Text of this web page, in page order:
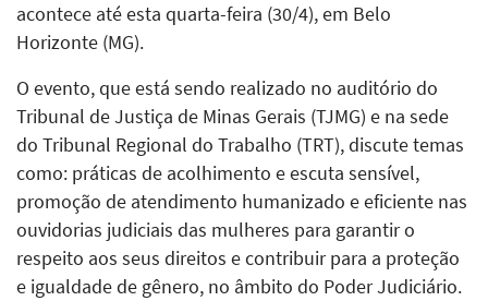
acontece até esta quarta-feira (30/4), em Belo
Horizonte (MG).
O evento, que está sendo realizado no auditório do
Tribunal de Justiça de Minas Gerais (TJMG) e na sede
do Tribunal Regional do Trabalho (TRT), discute temas
como: práticas de acolhimento e escuta sensível,
promoção de atendimento humanizado e eficiente nas
ouvidorias judiciais das mulheres para garantir o
respeito aos seus direitos e contribuir para a proteção
e igualdade de gênero, no âmbito do Poder Judiciário.